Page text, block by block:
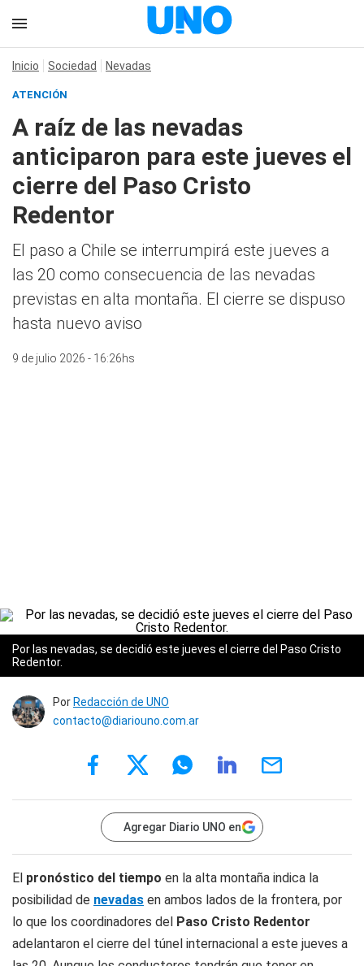
Inicio Sociedad Nevadas
ATENCIÓN
A raíz de las nevadas
anticiparon para este jueves el
cierre del Paso Cristo
Redentor
El paso a Chile se interrumpirá este jueves a
las 20 como consecuencia de las nevadas
previstas en alta montaña. El cierre se dispuso
hasta nuevo aviso
9 de julio 2026 - 16:26hs
Por las nevadas, se decidió este jueves el cierre del Paso Cristo
Redentor.
Por Redacción de UNO
contacto@diariouno.com.ar
Agregar Diario UNO en
El pronóstico del tiempo en la alta montaña indica la
posibilidad de nevadas en ambos lados de la frontera, por
lo que los coordinadores del Paso Cristo Redentor
adelantaron el cierre del túnel internacional a este jueves a